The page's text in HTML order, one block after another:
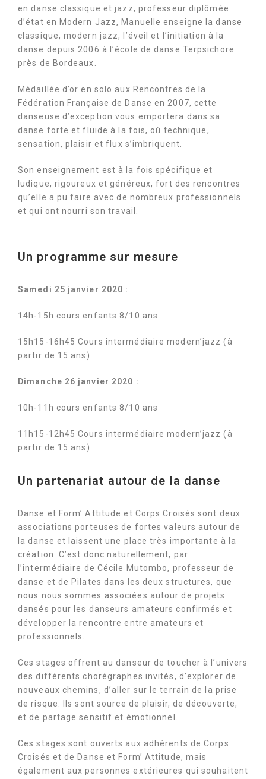
en danse classique et jazz, professeur diplômée
d’état en Modern Jazz, Manuelle enseigne la danse
classique, modern jazz, l’éveil et l’initiation à la
danse depuis 2006 à l’école de danse Terpsichore
près de Bordeaux.
Médaillée d’or en solo aux Rencontres de la
Fédération Française de Danse en 2007, cette
danseuse d’exception vous emportera dans sa
danse forte et fluide à la fois, où technique,
sensation, plaisir et flux s’imbriquent.
Son enseignement est à la fois spécifique et
ludique, rigoureux et généreux, fort des rencontres
qu’elle a pu faire avec de nombreux professionnels
et qui ont nourri son travail.
Un programme sur mesure
Samedi 25 janvier 2020 :
14h-15h cours enfants 8/10 ans
15h15-16h45 Cours intermédiaire modern’jazz (à
partir de 15 ans)
Dimanche 26 janvier 2020 :
10h-11h cours enfants 8/10 ans
11h15-12h45 Cours intermédiaire modern’jazz (à
partir de 15 ans)
Un partenariat autour de la danse
Danse et Form’ Attitude et Corps Croisés sont deux
associations porteuses de fortes valeurs autour de
la danse et laissent une place très importante à la
création. C’est donc naturellement, par
l’intermédiaire de Cécile Mutombo, professeur de
danse et de Pilates dans les deux structures, que
nous nous sommes associées autour de projets
dansés pour les danseurs amateurs confirmés et
développer la rencontre entre amateurs et
professionnels.
Ces stages offrent au danseur de toucher à l’univers
des différents chorégraphes invités, d’explorer de
nouveaux chemins, d’aller sur le terrain de la prise
de risque. Ils sont source de plaisir, de découverte,
et de partage sensitif et émotionnel.
Ces stages sont ouverts aux adhérents de Corps
Croisés et de Danse et Form’ Attitude, mais
également aux personnes extérieures qui souhaitent